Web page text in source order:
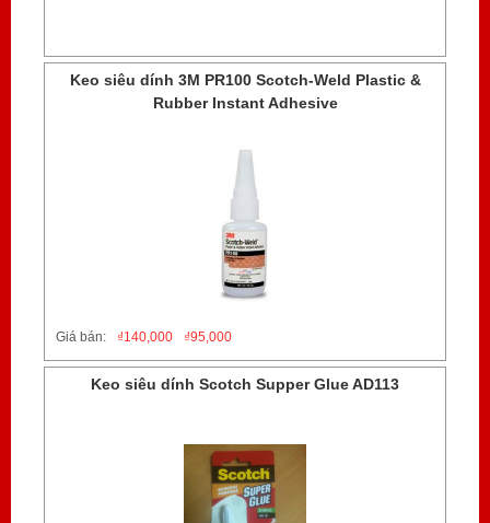
Keo siêu dính 3M PR100 Scotch-Weld Plastic &
Rubber Instant Adhesive
Giá bán: 140,000
₫ 95,000
₫
Keo siêu dính Scotch Supper Glue AD113